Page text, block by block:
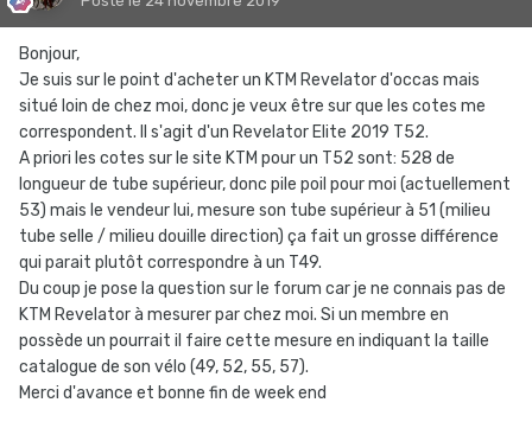
Bonjour,
Je suis sur le point d'acheter un KTM Revelator d'occas mais
situé loin de chez moi, donc je veux être sur que les cotes me
correspondent. Il s'agit d'un Revelator Elite 2019 T52.
A priori les cotes sur le site KTM pour un T52 sont: 528 de
longueur de tube supérieur, donc pile poil pour moi (actuellement
53) mais le vendeur lui, mesure son tube supérieur à 51 (milieu
tube selle / milieu douille direction) ça fait un grosse différence
qui parait plutôt correspondre à un T49.
Du coup je pose la question sur le forum car je ne connais pas de
KTM Revelator à mesurer par chez moi. Si un membre en
possède un pourrait il faire cette mesure en indiquant la taille
catalogue de son vélo (49, 52, 55, 57).
Merci d'avance et bonne fin de week end